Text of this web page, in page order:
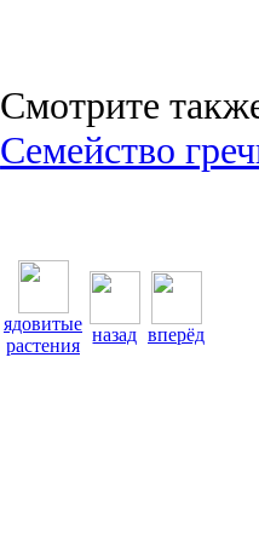
Смотрите
Семейство
ядовитые
растения
назад вперёд